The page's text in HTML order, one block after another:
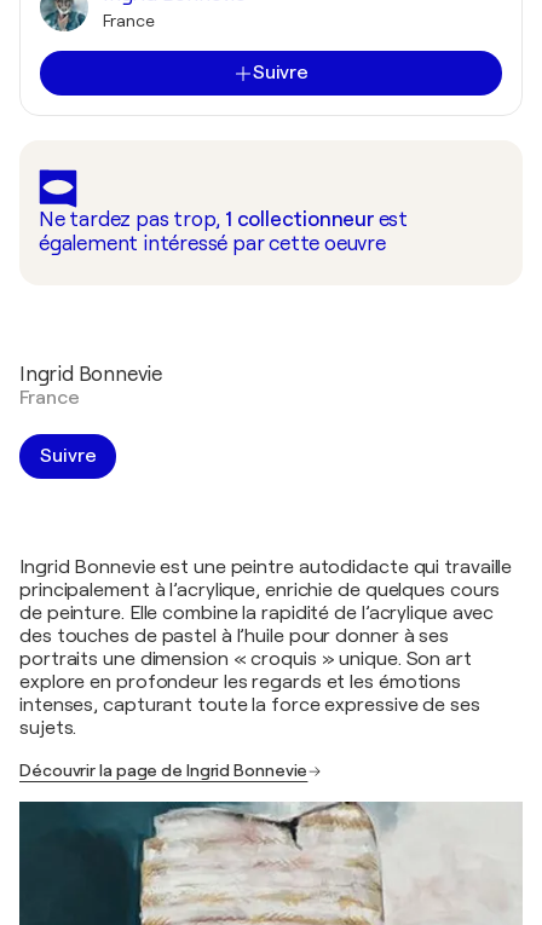
France
Suivre
Ne tardez pas trop, 1 collectionneur est
également intéressé par cette oeuvre
Ingrid Bonnevie
France
Suivre
Ingrid Bonnevie est une peintre autodidacte qui travaille
principalement à l’acrylique, enrichie de quelques cours
de peinture. Elle combine la rapidité de l’acrylique avec
des touches de pastel à l’huile pour donner à ses
portraits une dimension « croquis » unique. Son art
explore en profondeur les regards et les émotions
intenses, capturant toute la force expressive de ses
sujets.
Découvrir la page de Ingrid Bonnevie